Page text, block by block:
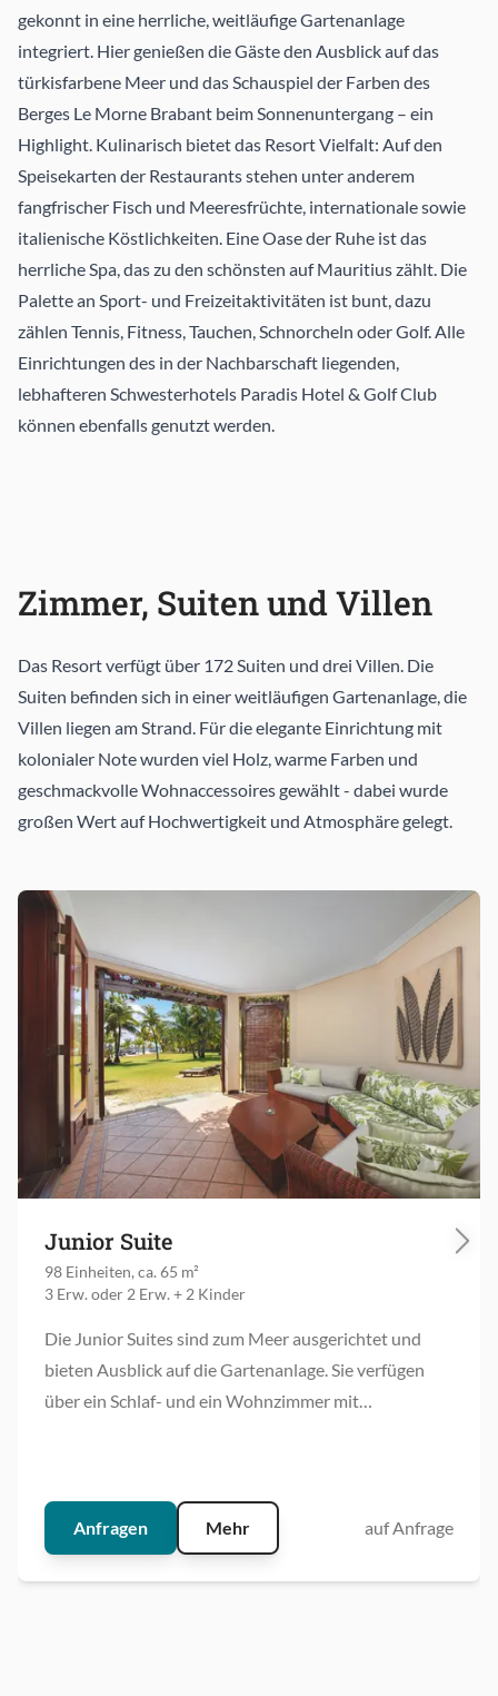
gekonnt in eine herrliche, weitläufige Gartenanlage
integriert. Hier genießen die Gäste den Ausblick auf das
türkisfarbene Meer und das Schauspiel der Farben des
Berges Le Morne Brabant beim Sonnenuntergang – ein
Highlight. Kulinarisch bietet das Resort Vielfalt: Auf den
Speisekarten der Restaurants stehen unter anderem
fangfrischer Fisch und Meeresfrüchte, internationale sowie
italienische Köstlichkeiten. Eine Oase der Ruhe ist das
herrliche Spa, das zu den schönsten auf Mauritius zählt. Die
Palette an Sport- und Freizeitaktivitäten ist bunt, dazu
zählen Tennis, Fitness, Tauchen, Schnorcheln oder Golf. Alle
Einrichtungen des in der Nachbarschaft liegenden,
lebhafteren Schwesterhotels Paradis Hotel & Golf Club
können ebenfalls genutzt werden.
Zimmer, Suiten und Villen
Das Resort verfügt über 172 Suiten und drei Villen. Die
Suiten befinden sich in einer weitläufigen Gartenanlage, die
Villen liegen am Strand. Für die elegante Einrichtung mit
kolonialer Note wurden viel Holz, warme Farben und
geschmackvolle Wohnaccessoires gewählt - dabei wurde
großen Wert auf Hochwertigkeit und Atmosphäre gelegt.
Junior Suite
98 Einheiten, ca. 65 m²
3 Erw. oder 2 Erw. + 2 Kinder
Die Junior Suites sind zum Meer ausgerichtet und
bieten Ausblick auf die Gartenanlage. Sie verfügen
über ein Schlaf- und ein Wohnzimmer mit
Anfragen
Mehr auf Anfrage